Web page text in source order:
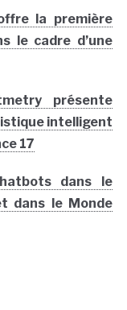
la première
le cadre d’une
présente
intelligent
17
dans le
dans le Monde